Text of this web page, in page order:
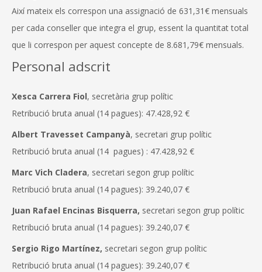
CONSELL DE MALLORCA
SEU ELECTRÒNICA
TRANSPARÈNCIA
Així mateix els correspon una assignació de 631,31€ mensuals
per cada conseller que integra el grup, essent la quantitat total
que li correspon per aquest concepte de 8.681,79€ mensuals.
Personal adscrit
Xesca Carrera Fiol, secretària grup polític
Retribució bruta anual (14 pagues): 47.428,92 €
Albert Travesset Campanyà, secretari grup polític
Retribució bruta anual (14 pagues) : 47.428,92 €
Marc Vich Cladera, secretari segon grup polític
Retribució bruta anual (14 pagues): 39.240,07 €
Juan Rafael Encinas Bisquerra, secretari segon grup polític
Retribució bruta anual (14 pagues): 39.240,07 €
Sergio Rigo Martínez, secretari segon grup polític
Retribució bruta anual (14 pagues): 39.240,07 €